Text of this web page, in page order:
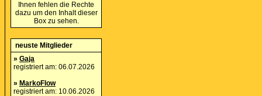
Ihnen fehlen die Rechte
dazu um den Inhalt dieser
Box zu sehen.
neuste Mitglieder
» Gaja
registriert am: 06.07.2026
» MarkoFlow
registriert am: 10.06.2026